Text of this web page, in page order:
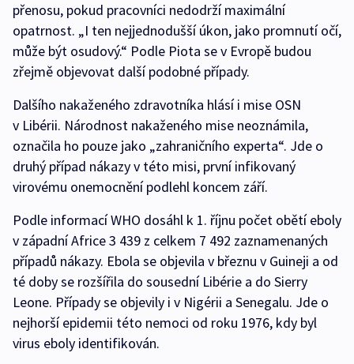
přenosu, pokud pracovníci nedodrží maximální
opatrnost. „I ten nejjednodušší úkon, jako promnutí očí,
může být osudový.“ Podle Piota se v Evropě budou
zřejmě objevovat další podobné případy.
Dalšího nakaženého zdravotníka hlásí i mise OSN
v Libérii. Národnost nakaženého mise neoznámila,
označila ho pouze jako „zahraničního experta“. Jde o
druhý případ nákazy v této misi, první infikovaný
virovému onemocnění podlehl koncem září.
Podle informací WHO dosáhl k 1. říjnu počet obětí eboly
v západní Africe 3 439 z celkem 7 492 zaznamenaných
případů nákazy. Ebola se objevila v březnu v Guineji a od
té doby se rozšířila do sousední Libérie a do Sierry
Leone. Případy se objevily i v Nigérii a Senegalu. Jde o
nejhorší epidemii této nemoci od roku 1976, kdy byl
virus eboly identifikován.